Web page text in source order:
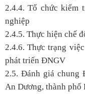
2.4.4. Tổ chức kiểm
nghiệp
2.4.5. Thực hiện chế
2.4.6. Thực trạng
phát triển ĐNGV
2.5. Đánh giá chung
An Dương, thành phố